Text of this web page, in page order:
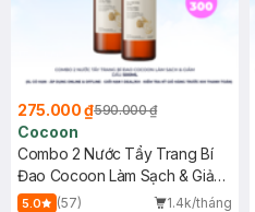
275.000 ₫590.000 ₫
Cocoon
Combo 2 Nước Tẩy Trang Bí
Đao Cocoon Làm Sạch & Giảm
Dầu 500ml
5.0 (57)
1.4k/tháng